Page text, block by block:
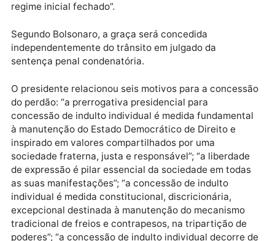
O texto, já publicado no Diário Oficial da União, diz
Silveira, deputado federal, condenado pelo Supremo
Tribunal Federal em 20/04/22, no âmbito da Ação
1.044 à pena de 8 anos e 9 meses de reclusão, em
regime inicial fechado”.
Segundo Bolsonaro, a graça será concedida
independentemente do trânsito em julgado da
sentença penal condenatória.
O presidente relacionou seis motivos para a
do perdão: “a prerrogativa presidencial para
concessão de indulto individual é medida
à manutenção do Estado Democrático de Direito e
inspirado em valores compartilhados por uma